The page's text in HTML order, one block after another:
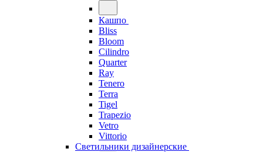
Кашпо
Bliss
Bloom
Cilindro
Quarter
Ray
Tenero
Terra
Tigel
Trapezio
Vetro
Vittorio
Светильники дизайнерские